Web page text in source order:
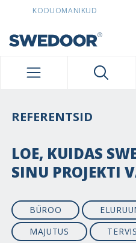
SWEDOORESTONIA
KODUOMANIKUD
REFERENTSID
LOE, KUIDAS
SINU PROJEKTI
BÜROO
MAJUTUS